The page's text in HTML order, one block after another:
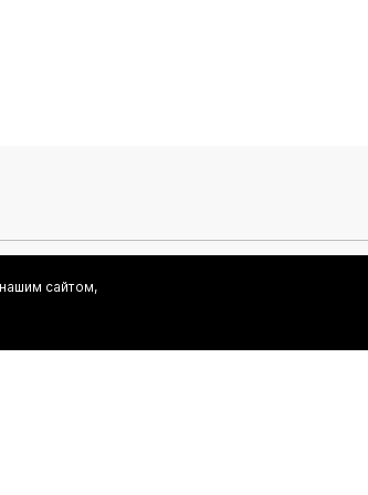
и хранение моих персональных данных
сайтом,